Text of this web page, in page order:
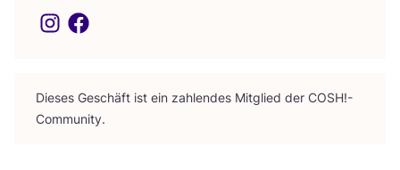
Die­ses Geschäft ist ein zah­len­des Mit­glied der COSH!-
Community.